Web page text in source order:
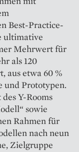
Best-Practice-
ultimative
Mehrwert für
als 120
aus etwa 60 %
und Prototypen.
Y-Rooms
sowie
Rahmen für
nach neun
Zielgruppe